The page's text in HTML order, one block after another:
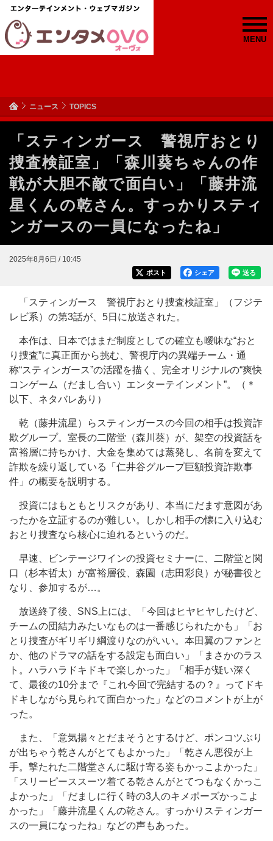
MENU
ニュース TOPICS
「スティンガース 警視庁おとり
捜査検証室」「森川葵ちゃんの作
戦が大胆不敵で面白い」「藤井流
星くんの乾さん。すっかりスティ
ンガースの一員になったね」
2025年8月6日 / 10:45
送る
シェア
ポスト
「スティンガース 警視庁おとり捜査検証室」（フジテ
レビ系）の第3話が、5日に放送された。
本作は、日本ではまだ制度としての確立も曖昧な“おと
り捜査”に真正面から挑む、警視庁内の異端チーム・通
称“スティンガース”の活躍を描く、完全オリジナルの“爽快
コンゲーム（だまし合い）エンターテインメント”。（＊
以下、ネタバレあり）
乾（藤井流星）らスティンガースの今回の相手は投資詐
欺グループ。室長の二階堂（森川葵）が、架空の投資話を
富裕層に持ちかけ、大金を集めては蒸発し、名前を変えて
詐欺を繰り返している「仁井谷グループ巨額投資詐欺事
件」の概要を説明する。
投資にはもともとリスクがあり、本当にだます意図があ
ったかを立証するのが難しい。しかし相手の懐に入り込む
おとり捜査なら核心に迫れるというのだ。
早速、ビンテージワインの投資セミナーに、二階堂と関
口（杉本哲太）が富裕層役、森園（志田彩良）が秘書役と
なり、参加するが…。
放送終了後、SNS上には、「今回はヒヤヒヤしたけど、
チームの団結力みたいなものは一番感じられたかも」「お
とり捜査がギリギリ綱渡りなのがいい。本田翼のファンと
か、他のドラマの話をする設定も面白い」「まさかのラス
ト。ハラハラドキドキで楽しかった」「相手が疑い深く
て、最後の10分まで『これ今回で完結するの？』ってドキ
ドキしながら見られて面白かった」などのコメントが上が
った。
また、「意気揚々とだまそうとするけど、ポンコツぶり
が出ちゃう乾さんがとてもよかった」「乾さん悪役が上
手。撃たれた二階堂さんに駆け寄る姿もかっこよかった」
「スリーピーススーツ着てる乾さんがとてつもなくかっこ
よかった」「だましに行く時の3人のキメポーズかっこよ
かった」「藤井流星くんの乾さん。すっかりスティンガー
スの一員になったね」などの声もあった。